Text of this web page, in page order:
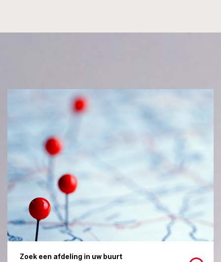
Zoek een afdeling in uw buurt